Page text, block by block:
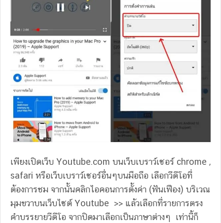
เพียงเปิดเว็บ Youtube.com บนเว็บเบราว์เซอร์ chrome ,
safari หรือเว็บเบราว์เซอร์อื่นๆบนมือถือ เลือกวีดีโอที่
ต้องการชม จากนั้นคลิกไอคอนการตั้งค่า (ฟันเฟือง) บริเวณ
มุมขวาบนเว็บไซต์ Youtube >> แล้วเลือกที่รายการตรง
คำบรรยายวีดีโอ จากปิดมาเลือกเป็นภาษาต่างๆ เท่านี้ก็